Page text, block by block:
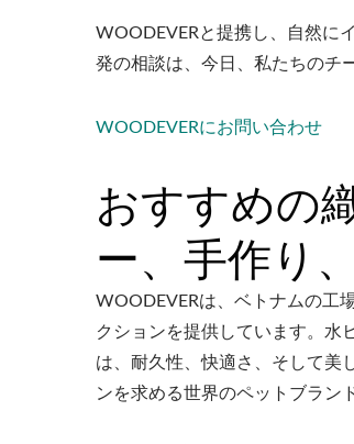
WOODEVERと提携し、自然に
発の相談は、今日、私たちのチ
WOODEVERにお問い合わせ
おすすめの
ー、手作り
WOODEVERは、ベトナムの工
クションを提供しています。水
は、耐久性、快適さ、そして美
ンを求める世界のペットブラン